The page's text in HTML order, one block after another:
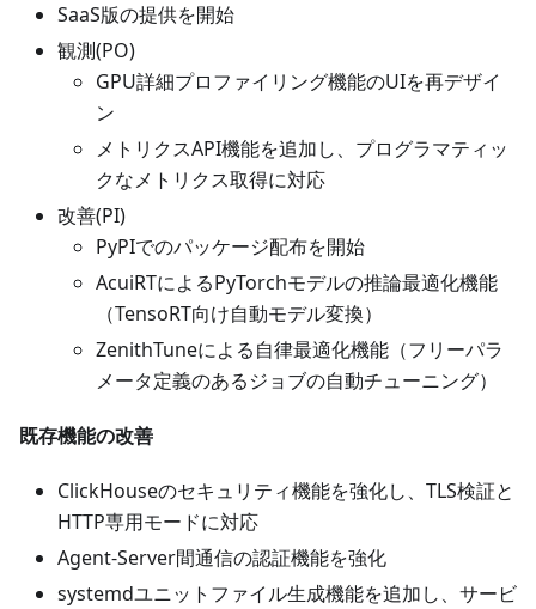
SaaS版の提供を開始
観測(PO)
GPU詳細プロファイリング機能のUIを再デザイ
ン
メトリクスAPI機能を追加し、プログラマティッ
クなメトリクス取得に対応
改善(PI)
PyPIでのパッケージ配布を開始
AcuiRTによるPyTorchモデルの推論最適化機能
（TensoRT向け自動モデル変換）
ZenithTuneによる自律最適化機能（フリーパラ
メータ定義のあるジョブの自動チューニング）
既存機能の改善
ClickHouseのセキュリティ機能を強化し、TLS検証と
HTTP専用モードに対応
Agent-Server間通信の認証機能を強化
systemdユニットファイル生成機能を追加し、サービ